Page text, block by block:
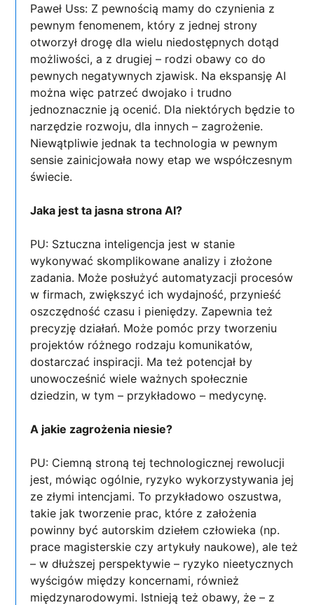
Paweł Uss: Z pewnością mamy do czynienia z
pewnym fenomenem, który z jednej strony
otworzył drogę dla wielu niedostępnych dotąd
możliwości, a z drugiej – rodzi obawy co do
pewnych negatywnych zjawisk. Na ekspansję AI
można więc patrzeć dwojako i trudno
jednoznacznie ją ocenić. Dla niektórych będzie to
narzędzie rozwoju, dla innych – zagrożenie.
Niewątpliwie jednak ta technologia w pewnym
sensie zainicjowała nowy etap we współczesnym
świecie.
Jaka jest ta jasna strona AI?
PU: Sztuczna inteligencja jest w stanie
wykonywać skomplikowane analizy i złożone
zadania. Może posłużyć automatyzacji procesów
w firmach, zwiększyć ich wydajność, przynieść
oszczędność czasu i pieniędzy. Zapewnia też
precyzję działań. Może pomóc przy tworzeniu
projektów różnego rodzaju komunikatów,
dostarczać inspiracji. Ma też potencjał by
unowocześnić wiele ważnych społecznie
dziedzin, w tym – przykładowo – medycynę.
A jakie zagrożenia niesie?
PU: Ciemną stroną tej technologicznej rewolucji
jest, mówiąc ogólnie, ryzyko wykorzystywania jej
ze złymi intencjami. To przykładowo oszustwa,
takie jak tworzenie prac, które z założenia
powinny być autorskim dziełem człowieka (np.
prace magisterskie czy artykuły naukowe), ale też
– w dłuższej perspektywie – ryzyko nieetycznych
wyścigów między koncernami, również
międzynarodowymi. Istnieją też obawy, że – z